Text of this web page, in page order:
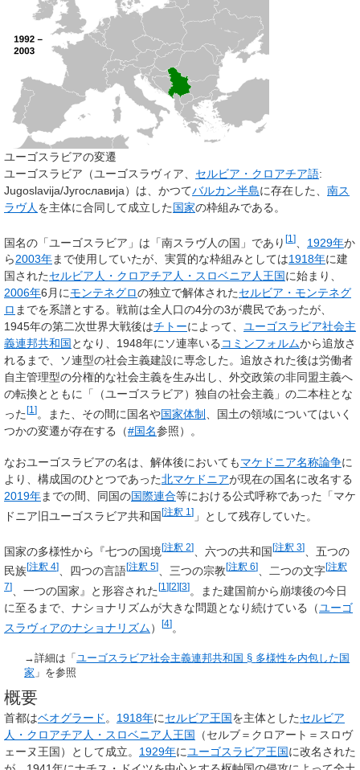
ユーゴスラビアの変遷
ユーゴスラビア （ユーゴスラヴィア、 セルビア・クロアチア語:
Jugoslavija/Југославија）は、かつてバルカン半島に存在した、 南ス
ラヴ人 を主体に合同して成立した国家の枠組みである。
国名の「ユーゴスラビア」は「南スラヴ人の国」であり [1 ] 1929年か
ら2003年まで使用していたが、実質的な枠組みとしては1918年に建
国されたセルビア人・クロアチア人・スロベニア人王国に始まり、
2006年6月にモンテネグロの独立で解体されたセルビア・モンテネグ
ロ までを系譜とする。戦前は全人口の4分の3が農民であったが、
1945年の第二次世界大戦後はチトーによって、 ユーゴスラビア社会主
義連邦共和国 となり、1948年にソ連率いる コミンフォルムから追放さ
れるまで、ソ連型の社会主義建設に専念した。追放された後は労働者
自主管理型の分権的な社会主義を生み出し、外交政策の非同盟主義へ
の転換とともに「（ユーゴスラビア）独自の社会主義」の二本柱とな
った [1 ] 。また、その間に国名や国家体制
、国土の領域についてはいく
つかの変遷が存在する（#国名参照）。
なおユーゴスラビアの名は、解体後においてもマケドニア名称論争に
より、構成国のひとつであった北マケドニアが現在の国名に改名する
2019年までの間、同国の国際連合等における公式呼称であった「マケ
ドニア旧ユーゴスラビア共和国 [注釈 1 ] 」として残存していた。
国家の多様性から『七つの国境[注釈 2] 、六つの共和国[注釈 3]
、五つの
民族[注釈 4] 、四つの言語[注釈 5] 、三つの宗教[注釈 6] 、二つの文字[注釈
7] 、一つの国家』と形容された[1 ][2][3]。また建国前から崩壊後の今日
に至るまで、ナショナリズムが大きな問題となり続けている（ユーゴ
スラヴィアのナショナリズム） [4]。
→詳細は「ユーゴスラビア社会主義連邦共和国 § 多様性を内包した国
家 」を参照
概要
首都はベオグラード。 1918年にセルビア王国を主体としたセルビア
人・クロアチア人・スロベニア人王国
（セルブ＝クロアート＝スロヴ
ェーヌ王国）として成立。 1929年にユーゴスラビア王国に改名された